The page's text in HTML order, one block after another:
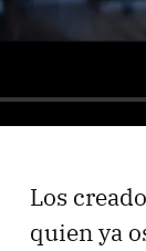
Los
quien ya